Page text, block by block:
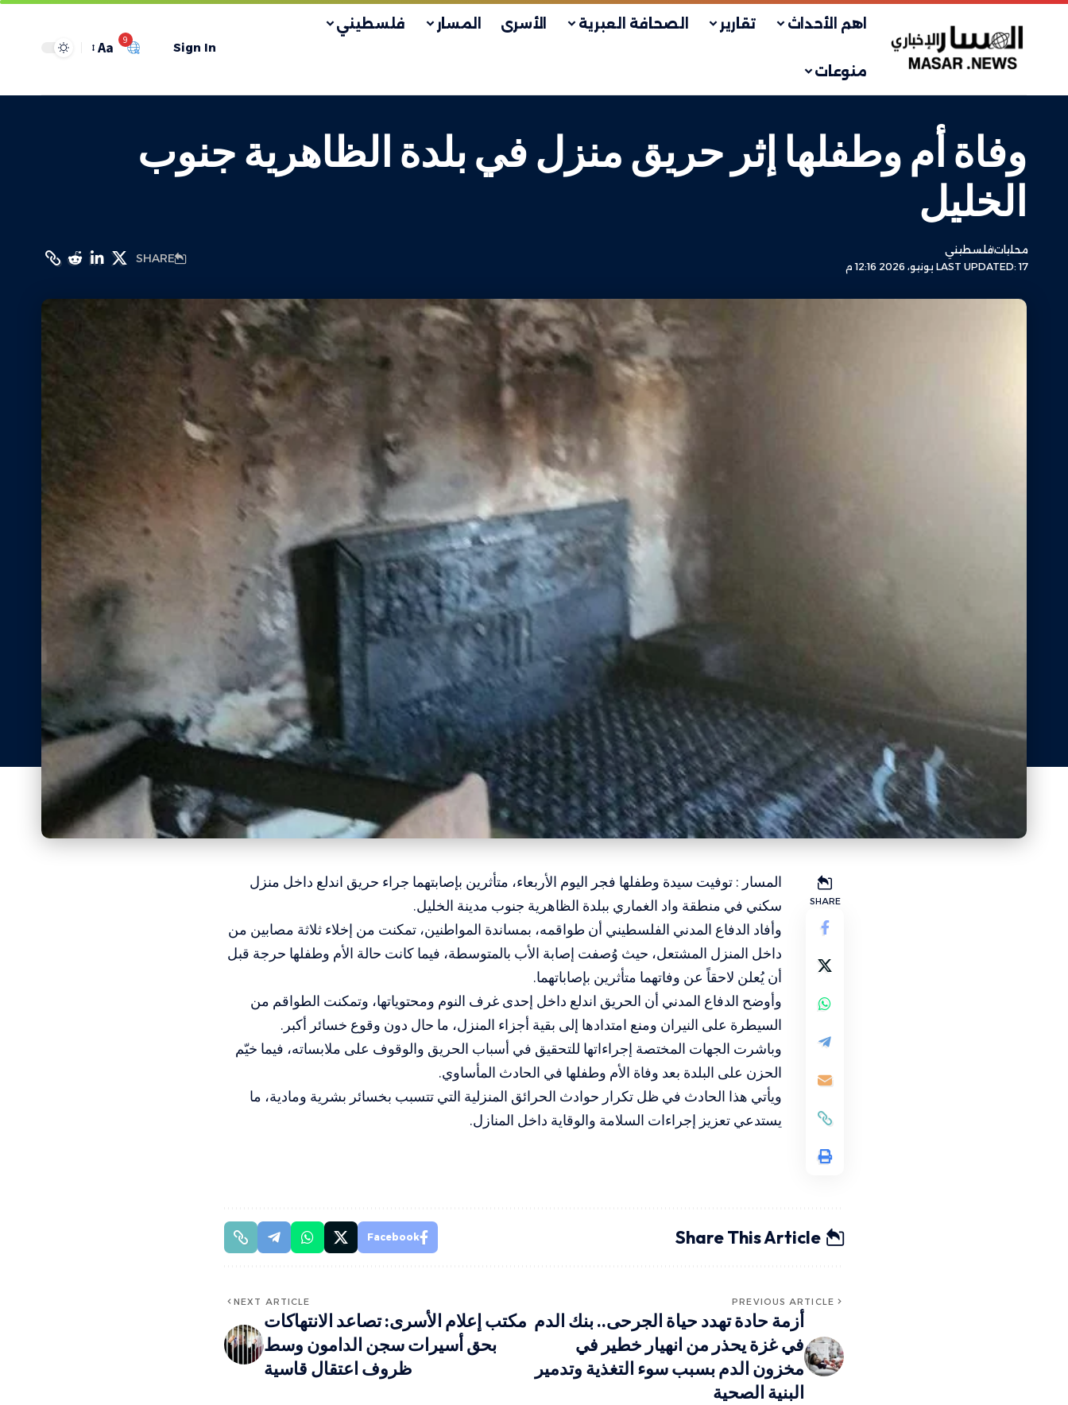
اهم الأحداث تقارير الصحافة العبرية الأسرى المسار فلسطيني
منوعات
Sign In
9
Aa
وفاة أم وطفلها إثر حريق منزل في بلدة الظاهرية جنوب
الخليل
LAST UPDATED: 17 يونيو، 2026 12:16 م
محلياتفلسطيني
SHARE
SHARE
المسار : توفيت سيدة وطفلها فجر اليوم الأربعاء، متأثرين بإصابتهما جراء حريق اندلع داخل منزل
سكني في منطقة واد الغماري ببلدة الظاهرية جنوب مدينة الخليل.
وأفاد الدفاع المدني الفلسطيني أن طواقمه، بمساندة المواطنين، تمكنت من إخلاء ثلاثة مصابين من
داخل المنزل المشتعل، حيث وُصفت إصابة الأب بالمتوسطة، فيما كانت حالة الأم وطفلها حرجة قبل
أن يُعلن لاحقاً عن وفاتهما متأثرين بإصاباتهما.
وأوضح الدفاع المدني أن الحريق اندلع داخل إحدى غرف النوم ومحتوياتها، وتمكنت الطواقم من
السيطرة على النيران ومنع امتدادها إلى بقية أجزاء المنزل، ما حال دون وقوع خسائر أكبر.
وباشرت الجهات المختصة إجراءاتها للتحقيق في أسباب الحريق والوقوف على ملابساته، فيما خيّم
الحزن على البلدة بعد وفاة الأم وطفلها في الحادث المأساوي.
ويأتي هذا الحادث في ظل تكرار حوادث الحرائق المنزلية التي تتسبب بخسائر بشرية ومادية، ما
يستدعي تعزيز إجراءات السلامة والوقاية داخل المنازل.
Share This Article
Facebook
PREVIOUS ARTICLE
أزمة حادة تهدد حياة الجرحى.. بنك الدم
في غزة يحذر من انهيار خطير في
مخزون الدم بسبب سوء التغذية وتدمير
البنية الصحية
NEXT ARTICLE
مكتب إعلام الأسرى: تصاعد الانتهاكات
بحق أسيرات سجن الدامون وسط
ظروف اعتقال قاسية